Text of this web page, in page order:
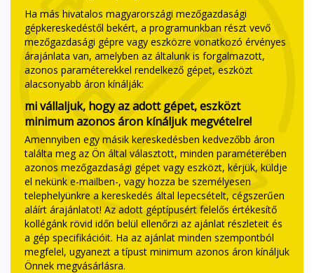
Ha más hivatalos magyarországi mezőgazdasági
gépkereskedéstől bekért, a programunkban részt vevő
mezőgazdasági gépre vagy eszközre vonatkozó érvényes
árajánlata van, amelyben az általunk is forgalmazott,
azonos paraméterekkel rendelkező gépet, eszközt
alacsonyabb áron kínálják:
mi vállaljuk, hogy az adott gépet, eszközt
minimum azonos áron kínáljuk megvételre!
Amennyiben egy másik kereskedésben kedvezőbb áron
találta meg az Ön által választott, minden paraméterében
azonos mezőgazdasági gépet vagy eszközt, kérjük, küldje
el nekünk e-mailben-, vagy hozza be személyesen
telephelyünkre a kereskedés által lepecsételt, cégszerűen
aláírt árajánlatot! Az adott géptípusért felelős értékesítő
kollégánk rövid időn belül ellenőrzi az ajánlat részleteit és
a gép specifikációit. Ha az ajánlat minden szempontból
megfelel, ugyanezt a típust minimum azonos áron kínáljuk
Önnek megvásárlásra.